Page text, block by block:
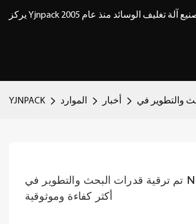
YJNPACK الموارد أخبار
تم ترقية قدرات البحث والتطوير في NRTEC مرة أخرى: تعمل التقنيات الحاصلة على براءة اختراع على توفير حلول تغليف
أكثر كفاءة وموثوقية